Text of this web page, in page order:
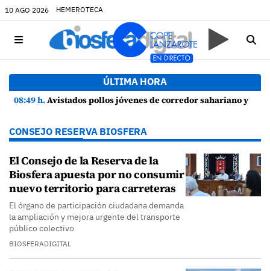
10 AGO 2026 HEMEROTECA
ÚLTIMA HORA
08:49 h.Avistados pollos jóvenes de corredor sahariano y episodios de cortejo de hubara cerca del rally de Lanzarote
CONSEJO RESERVA BIOSFERA
El Consejo de la Reserva de la
Biosfera apuesta por no consumir
nuevo territorio para carreteras
El órgano de participación ciudadana demanda
la ampliación y mejora urgente del transporte
público colectivo
BIOSFERADIGITAL